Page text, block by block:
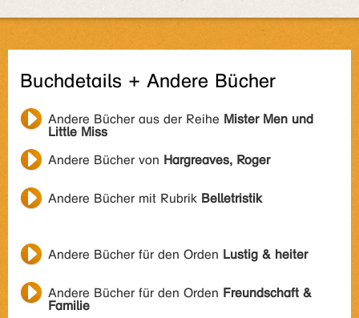
Buchdetails + Andere Bücher
Andere Bücher aus der Reihe Mister Men und
Little Miss
Andere Bücher von Hargreaves, Roger
Andere Bücher mit Rubrik Belletristik
Andere Bücher für den Orden Lustig & heiter
Andere Bücher für den Orden Freundschaft &
Familie